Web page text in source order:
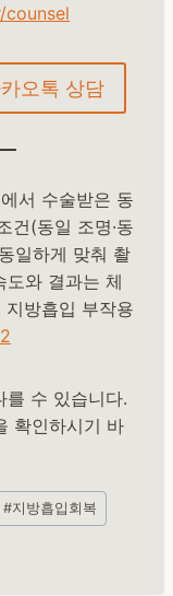
counsel
오톡 상담
서 수술받은 동
건(동일 조명·동
일하게 맞춰 촬
도와 결과는 체
방흡입 부작용
수 있습니다.
확인하시기 바
#지방흡입회복